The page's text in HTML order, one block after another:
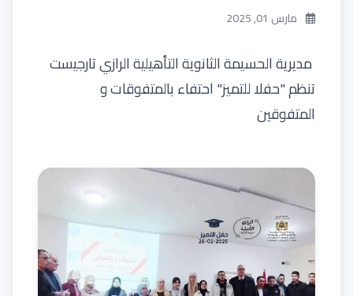
مارس 01, 2025
مديرية الحسيمة الثانوية التأهيلية الرازي تارجيست
تنظم "حفلا للتميز" احتفاء بالمتفوقات و
المتفوقين